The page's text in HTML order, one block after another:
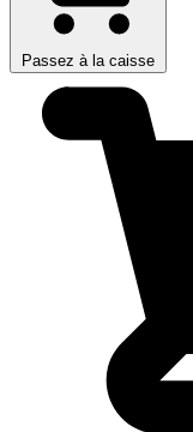
Passez à la caisse